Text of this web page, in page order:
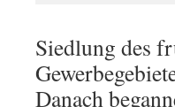
Siedlung des
Danach